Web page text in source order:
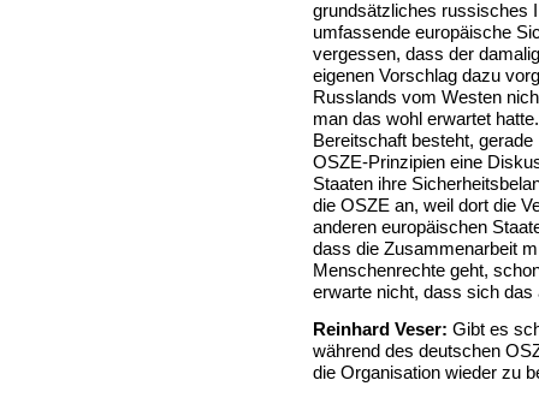
grundsätzliches russisches
umfassende europäische
vergessen, dass der
eigenen Vorschlag dazu
Russlands vom Westen
man das wohl erwartet
Bereitschaft besteht,
OSZE-Prinzipien eine
Staaten ihre
die OSZE an, weil dort die
anderen europäischen
dass die Zusammenarbeit
Menschenrechte geht,
erwarte nicht, dass sich das
Reinhard Veser: Gibt es
während des deutschen
die Organisation wieder zu